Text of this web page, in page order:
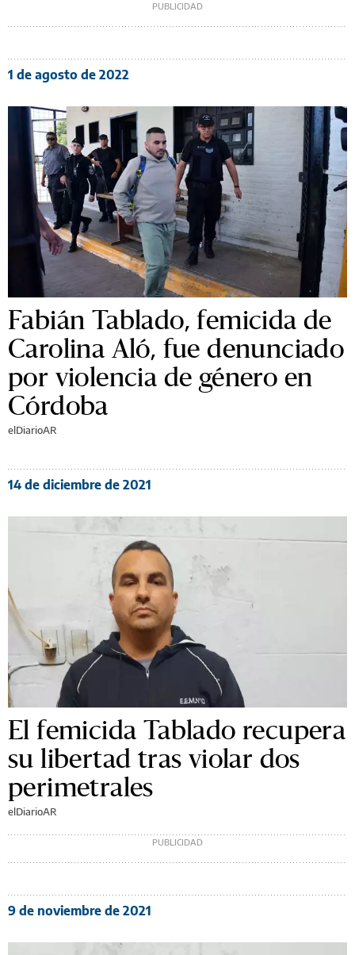
1 de agosto de 2022
Fabián Tablado, femicida de
Carolina Aló, fue denunciado
por violencia de género en
Córdoba
elDiarioAR
14 de diciembre de 2021
El femicida Tablado recupera
su libertad tras violar dos
perimetrales
elDiarioAR
9 de noviembre de 2021